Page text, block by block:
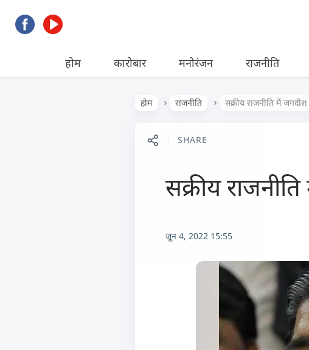
होम कारोबार मनोरंजन राजनीति
होम राजनीति सक्रीय राजनीति में
SHARE
सक्रीय
जून 4, 2022 15:55